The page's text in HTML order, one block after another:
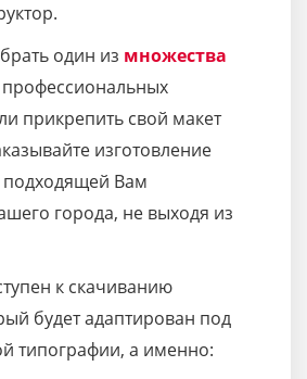
один из множества
профессиональных
прикрепить свой макет
изготовление
Вам
города, не выходя из
к скачиванию
будет адаптирован под
типографии, а именно: